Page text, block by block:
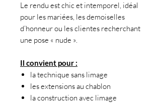
Le rendu est chic et intemporel, idéal
pour les mariées, les demoiselles
d’honneur ou les clientes recherchant
une pose « nude ».
Il convient pour :
la technique sans limage
les extensions au chablon
la construction avec limage